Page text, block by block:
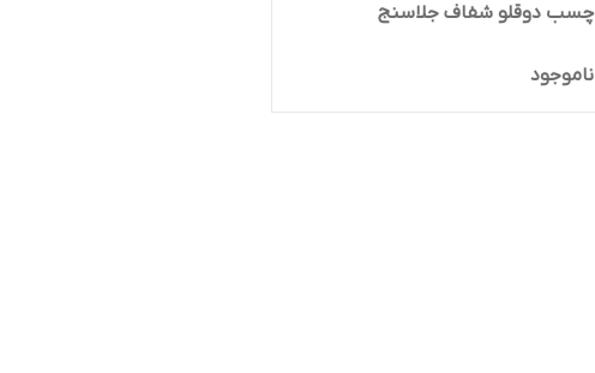
چسب دوقلو شفاف جلاسنج
ناموجود